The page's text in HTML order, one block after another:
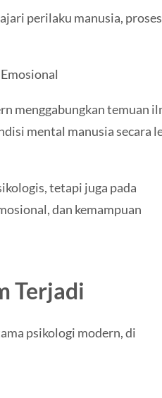
perilaku manusia, proses
menggabungkan temuan
mental manusia secara
tetapi juga pada
dan kemampuan
Terjadi
psikologi modern, di